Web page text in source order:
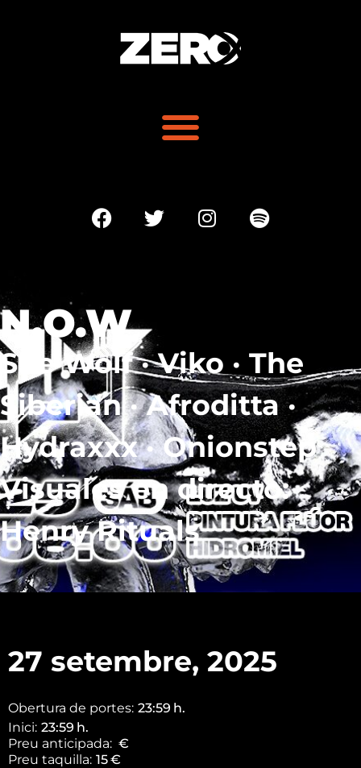
N.O.W
She Wolf · Viko · The
Siberian · Afroditta ·
Hydraxxx · Onionstep
Visuales en directo:
Henry Rituals
27 setembre, 2025
Obertura de portes: 23:59 h.
Inici: 23:59 h.
Preu anticipada: €
Preu taquilla: 15€